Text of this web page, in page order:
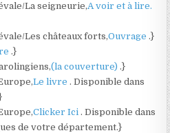
La seigneurie,A voir et à lire.
Les châteaux forts,Ouvrage.}
.}
(la couverture).}
Le livre. Disponible dans
Clicker Ici. Disponible dans
de votre département.}